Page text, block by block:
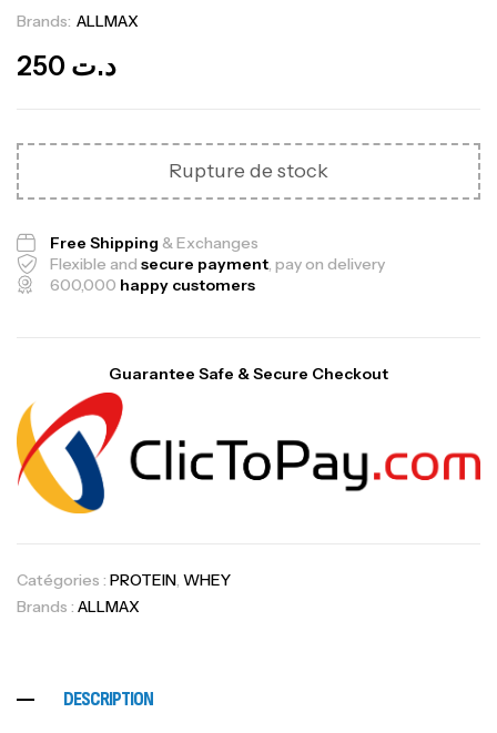
Brands: ALLMAX
د.ت
Rupture de stock
Free Shipping & Exchanges
Flexible and secure payment, pay on delivery
600,000 happy customers
Guarantee Safe & Secure Checkout
Catégories : PROTEIN, WHEY
Brands : ALLMAX
DESCRIPTION